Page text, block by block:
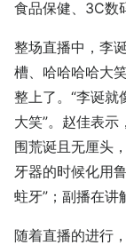
食品保健、3C数
整场直播中，李
槽、哈哈哈哈大
整上了。“李诞就
大笑”。赵佳表示
围荒诞且无厘头
牙器的时候化用
蛀牙”；副播在讲
随着直播的进行